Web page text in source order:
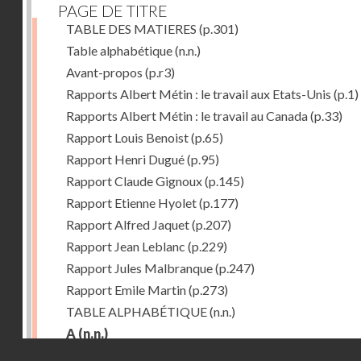
PAGE DE TITRE
TABLE DES MATIERES (p.301)
Table alphabétique(n.n.)
Avant-propos (p.r3)
Rapports Albert Métin : le travail aux Etats-Unis (p.1)
Rapports Albert Métin : le travail au Canada(p.33)
Rapport Louis Benoist(p.65)
Rapport Henri Dugué(p.95)
Rapport Claude Gignoux(p.145)
Rapport Etienne Hyolet(p.177)
Rapport Alfred Jaquet(p.207)
Rapport Jean Leblanc (p.229)
Rapport Jules Malbranque(p.247)
Rapport Emile Martin(p.273)
TABLE ALPHABÉTIQUE(n.n.)
A (n.n.)